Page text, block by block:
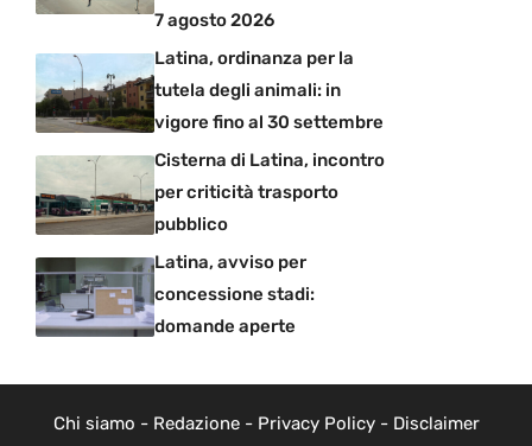
7 agosto 2026
Latina, ordinanza per la
tutela degli animali: in
vigore fino al 30 settembre
Cisterna di Latina, incontro
per criticità trasporto
pubblico
Latina, avviso per
concessione stadi:
domande aperte
Chi siamo - Redazione- Privacy Policy- Disclaimer